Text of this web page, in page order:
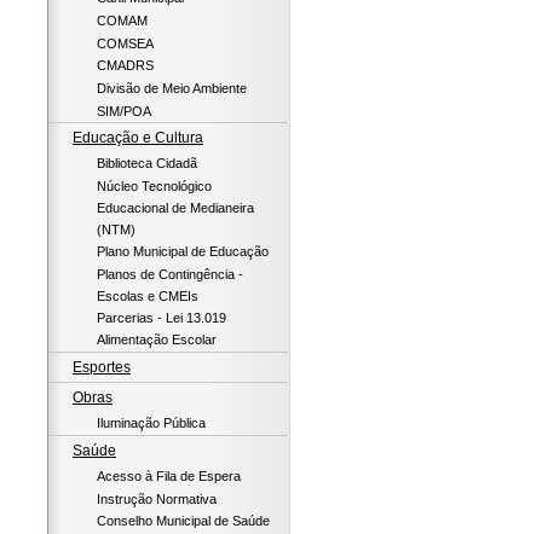
COMAM
COMSEA
CMADRS
Divisão de Meio Ambiente
SIM/POA
Educação e Cultura
Biblioteca Cidadã
Núcleo Tecnológico
Educacional de Medianeira
(NTM)
Plano Municipal de Educação
Planos de Contingência -
Escolas e CMEIs
Parcerias - Lei 13.019
Alimentação Escolar
Esportes
Obras
Iluminação Pública
Saúde
Acesso à Fila de Espera
Instrução Normativa
Conselho Municipal de Saúde